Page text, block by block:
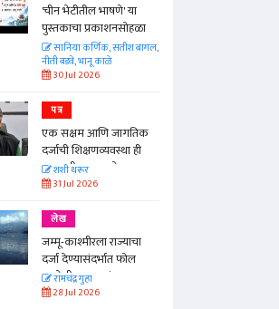
'चीन भेटीतील भाषणे' या
पुस्तकाचा प्रकाशनसोहळा
सानिया कर्णिक, सतीश बागल,
नीती बडवे, भानू काळे
30 Jul 2026
पत्र
एक सक्षम आणि जागतिक
दर्जाची शिक्षणव्यवस्था ही
काळाची गरज आहे
शशी थरूर
31 Jul 2026
लेख
जम्मू-काश्मीरला राज्याचा
दर्जा देण्यासंदर्भात फोल
ठरलेली आश्वासनं
रामचंद्र गुहा
28 Jul 2026